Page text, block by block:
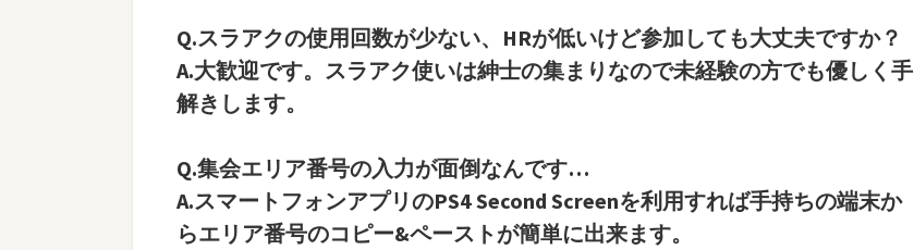
Q.スラアクの使用回数が少ない、HRが低いけど参加しても大丈夫ですか？
A.大歓迎です。スラアク使いは紳士の集まりなので未経験の方でも優しく手
解きします。
Q.集会エリア番号の入力が面倒なんです…
A.スマートフォンアプリのPS4 Second Screenを利用すれば手持ちの端末か
らエリア番号のコピー&ペーストが簡単に出来ます。